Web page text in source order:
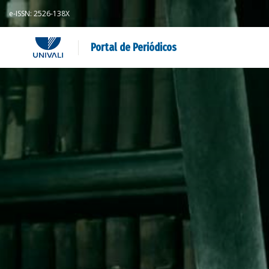
e-ISSN: 2526-138X
Portal de Periódicos